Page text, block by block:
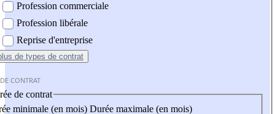
Profession commerciale
Profession libérale
Reprise d'entreprise
de types de contrat
CONTRAT
de contrat
minimale (en mois) Durée maximale (en mois)